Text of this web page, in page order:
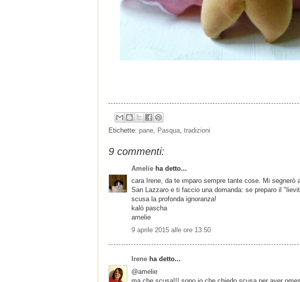
Etichette: pane Pasqua tradizioni
9 commenti:
Amelie ha detto...
cara Irene, da te imparo sempre tante cose. Mi segnerò
San Lazzaro e ti faccio una domanda: se preparo il
scusa la profonda ignoranza!
kalò pascha
amelie
9 aprile 2015 alle ore 13:50
Irene ha detto...
@amelie